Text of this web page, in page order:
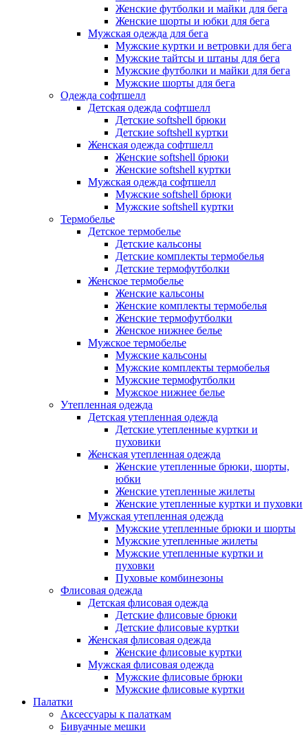
Женские футболки и майки для бега
Женские шорты и юбки для бега
Мужская одежда для бега
Мужские куртки и ветровки для бега
Мужские тайтсы и штаны для бега
Мужские футболки и майки для бега
Мужские шорты для бега
Одежда софтшелл
Детская одежда софтшелл
Детские softshell брюки
Детские softshell куртки
Женская одежда софтшелл
Женские softshell брюки
Женские softshell куртки
Мужская одежда софтшелл
Мужские softshell брюки
Мужские softshell куртки
Термобелье
Детское термобелье
Детские кальсоны
Детские комплекты термобелья
Детские термофутболки
Женское термобелье
Женские кальсоны
Женские комплекты термобелья
Женские термофутболки
Женское нижнее белье
Мужское термобелье
Мужские кальсоны
Мужские комплекты термобелья
Мужские термофутболки
Мужское нижнее белье
Утепленная одежда
Детская утепленная одежда
Детские утепленные куртки и
пуховики
Женская утепленная одежда
Женские утепленные брюки, шорты,
юбки
Женские утепленные жилеты
Женские утепленные куртки и пуховки
Мужская утепленная одежда
Мужские утепленные брюки и шорты
Мужские утепленные жилеты
Мужские утепленные куртки и
пуховки
Пуховые комбинезоны
Флисовая одежда
Детская флисовая одежда
Детские флисовые брюки
Детские флисовые куртки
Женская флисовая одежда
Женские флисовые куртки
Мужская флисовая одежда
Мужские флисовые брюки
Мужские флисовые куртки
Палатки
Аксессуары к палаткам
Бивуачные мешки